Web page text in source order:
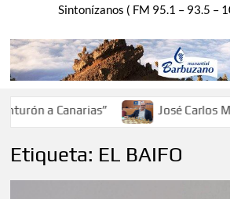
Sintonízanos ( FM 95.1 – 93.5 –
a Canarias” José Carlos
Etiqueta: EL BAIFO